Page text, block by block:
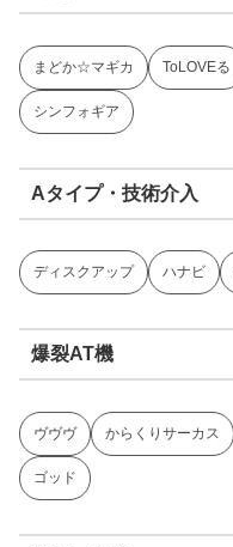
まどか☆マギカ ToLOVEる
シンフォギア
Aタイプ・技術介入
ディスクアップ ハナビ
爆裂AT機
ヴヴヴ からくりサーカス
ゴッド